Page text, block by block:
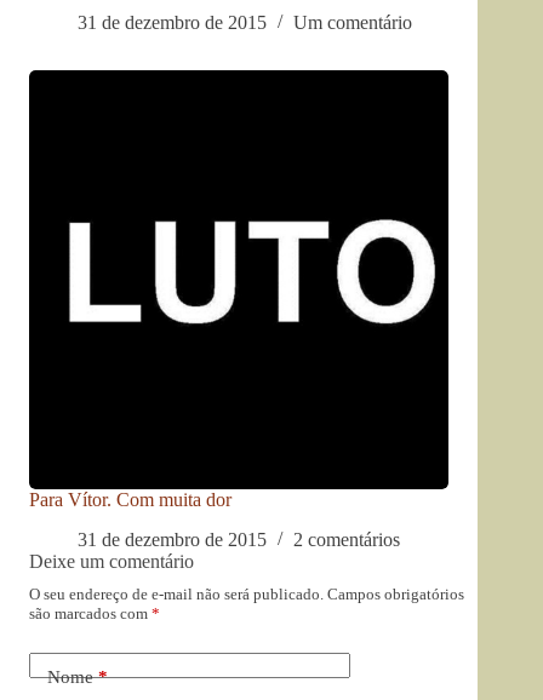
31 de dezembro de 2015
Um comentário
Para Vítor. Com muita dor
31 de dezembro de 2015
2 comentários
Deixe um comentário
O seu endereço de e-mail não será publicado. Campos obrigatórios
são marcados com *
Nome*